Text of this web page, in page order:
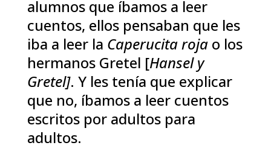
alumnos que íbamos a leer
cuentos, ellos pensaban que les
iba a leer la Caperucita rojao los
hermanos Gretel [Hansel y
Gretel]. Y les tenía que explicar
que no, íbamos a leer cuentos
escritos por adultos para
adultos.